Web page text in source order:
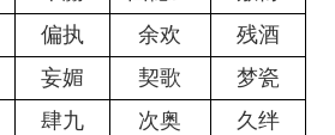
偏执 余欢
残酒
妄媚 契歌
梦瓷
肆九 次奥
久绊